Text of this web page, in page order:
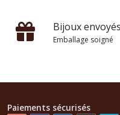
Bijoux
Emballage soigné
Paiements sécurisés